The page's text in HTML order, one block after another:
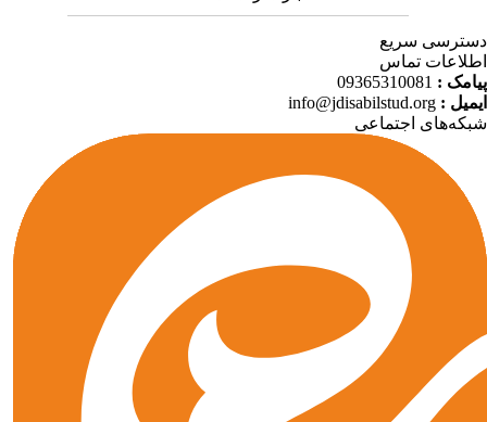
سریع
تماس
:
09365310081
:
info@jdisabilstud.org
اجتماعی